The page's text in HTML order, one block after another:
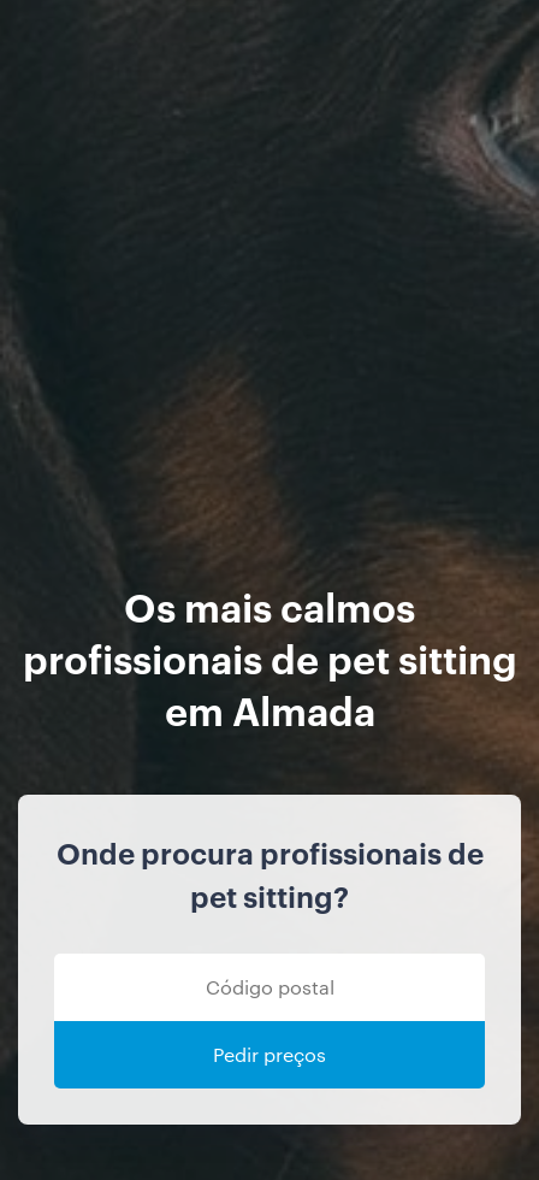
Os mais calmos
profissionais de pet sitting
em Almada
Onde procura profissionais de
pet sitting?
Pedir preços